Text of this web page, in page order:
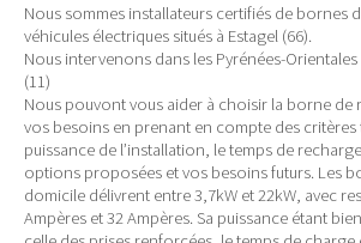
Nous sommes installateurs certifiés de bornes
véhicules électriques situés à Estagel (66).
Nous intervenons dans les Pyrénées-Orientales
(11)
Nous pouvont vous aider à choisir la borne de
vos besoins en prenant en compte des critères
puissance de l’installation, le temps de
options proposées et vos besoins futurs. Les
domicile délivrent entre 3,7kW et 22kW, avec
Ampères et 32 Ampères. Sa puissance étant